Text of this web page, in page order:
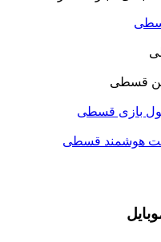
قسطی
بازی قسطی
هوشمند قسطی